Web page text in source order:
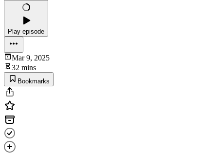
Play episode
Mar 9, 2025
32 mins
Bookmarks